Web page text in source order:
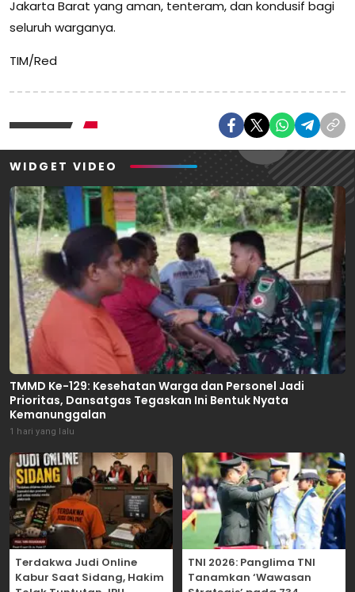
Jakarta Barat yang aman, tenteram, dan kondusif bagi
seluruh warganya.
TIM/Red
WIDGET VIDEO
TMMD Ke-129: Kesehatan Warga dan Personel Jadi
Prioritas, Dansatgas Tegaskan Ini Bentuk Nyata
Kemanunggalan
1 hari yang lalu
Terdakwa Judi Online
Kabur Saat Sidang, Hakim
TNI 2026: Panglima TNI
Tanamkan ‘Wawasan